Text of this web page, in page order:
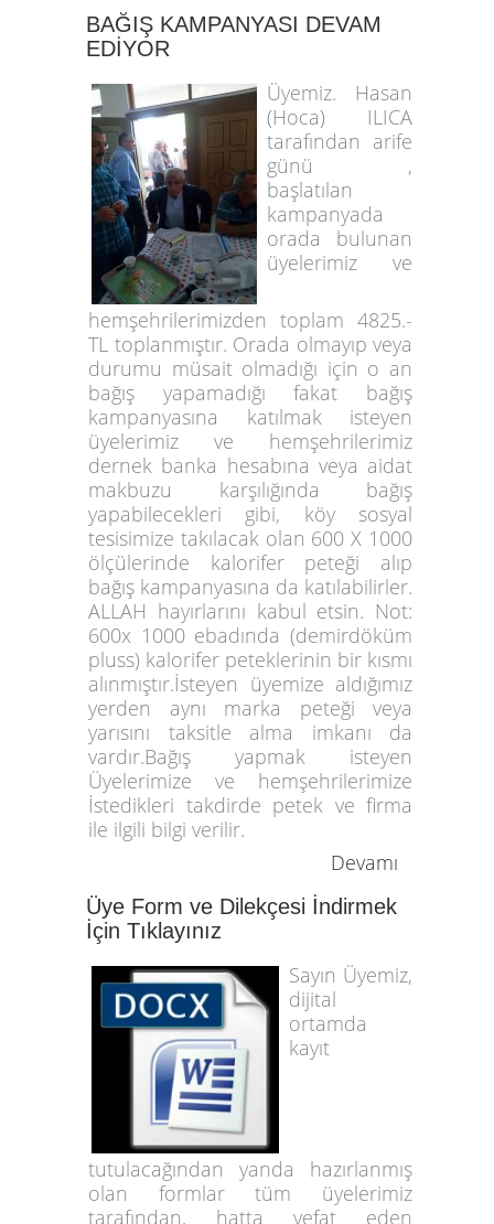
BAĞIŞ KAMPANYASI DEVAM
EDİYOR
Üyemiz. Hasan
(Hoca) ILICA
tarafından arife
günü ,
başlatılan
kampanyada
orada bulunan
üyelerimiz ve
hemşehrilerimizden toplam 4825.-
TL toplanmıştır. Orada olmayıp veya
durumu müsait olmadığı için o an
bağış yapamadığı fakat bağış
kampanyasına katılmak isteyen
üyelerimiz ve hemşehrilerimiz
dernek banka hesabına veya aidat
makbuzu karşılığında bağış
yapabilecekleri gibi, köy sosyal
tesisimize takılacak olan 600 X 1000
ölçülerinde kalorifer peteği alıp
bağış kampanyasına da katılabilirler.
ALLAH hayırlarını kabul etsin. Not:
600x 1000 ebadında (demirdöküm
pluss) kalorifer peteklerinin bir kısmı
alınmıştır.İsteyen üyemize aldığımız
yerden aynı marka peteği veya
yarısını taksitle alma imkanı da
vardır.Bağış yapmak isteyen
Üyelerimize ve hemşehrilerimize
İstedikleri takdirde petek ve firma
ile ilgili bilgi verilir.
Devamı
Üye Form ve Dilekçesi İndirmek
İçin Tıklayınız
Sayın Üyemiz,
dijital
ortamda
kayıt
tutulacağından yanda hazırlanmış
olan formlar tüm üyelerimiz
tarafından, hatta vefat eden